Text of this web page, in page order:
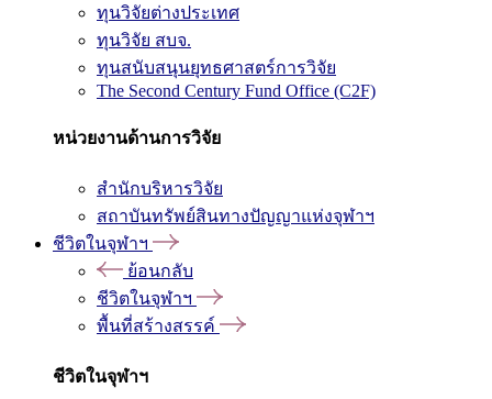
ทุนวิจัยต่างประเทศ
ทุนวิจัย สบจ.
ทุนสนับสนุนยุทธศาสตร์การวิจัย
The Second Century Fund Office (C2F)
หน่วยงานด้านการวิจัย
สำนักบริหารวิจัย
สถาบันทรัพย์สินทางปัญญาแห่งจุฬาฯ
ชีวิตในจุฬาฯ
ย้อนกลับ
ชีวิตในจุฬาฯ
พื้นที่สร้างสรรค์
ชีวิตในจุฬาฯ